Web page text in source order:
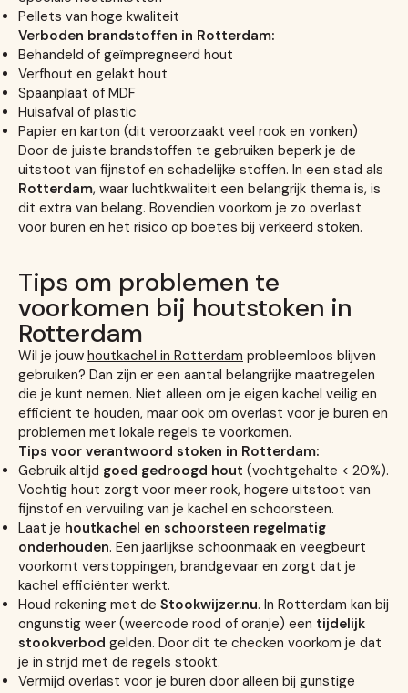
Pellets van hoge kwaliteit
Verboden brandstoffen in Rotterdam:
Behandeld of geïmpregneerd hout
Verfhout en gelakt hout
Spaanplaat of MDF
Huisafval of plastic
Papier en karton (dit veroorzaakt veel rook en vonken)
Door de juiste brandstoffen te gebruiken beperk je de
uitstoot van fijnstof en schadelijke stoffen. In een stad als
Rotterdam, waar luchtkwaliteit een belangrijk thema is, is
dit extra van belang. Bovendien voorkom je zo overlast
voor buren en het risico op boetes bij verkeerd stoken.
Tips om problemen te
voorkomen bij houtstoken in
Rotterdam
Wil je jouw houtkachel in Rotterdam probleemloos blijven
gebruiken? Dan zijn er een aantal belangrijke maatregelen
die je kunt nemen. Niet alleen om je eigen kachel veilig en
efficiënt te houden, maar ook om overlast voor je buren en
problemen met lokale regels te voorkomen.
Tips voor verantwoord stoken in Rotterdam:
Gebruik altijd goed gedroogd hout (vochtgehalte < 20%).
Vochtig hout zorgt voor meer rook, hogere uitstoot van
fijnstof en vervuiling van je kachel en schoorsteen.
Laat je houtkachel en schoorsteen regelmatig
onderhouden. Een jaarlijkse schoonmaak en veegbeurt
voorkomt verstoppingen, brandgevaar en zorgt dat je
kachel efficiënter werkt.
Houd rekening met de Stookwijzer.nu. In Rotterdam kan bij
ongunstig weer (weercode rood of oranje) een tijdelijk
stookverbod gelden. Door dit te checken voorkom je dat
je in strijd met de regels stookt.
Vermijd overlast voor je buren door alleen bij gunstige